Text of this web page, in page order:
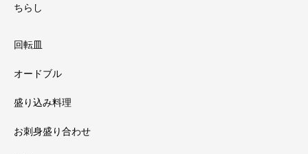
ちらし
回転皿
オードブル
盛り込み料理
お刺身盛り合わせ